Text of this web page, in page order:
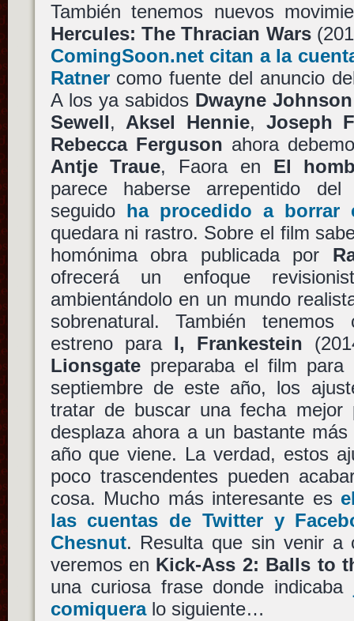
También tenemos nuevos
Hercules: The Thracian Wars
ComingSoon.net citan a la
Ratnercomo fuente del anuncio
A los ya sabidos Dwayne Johnson
Sewell, Aksel Hennie, Joseph
Rebecca Ferguson ahora
Antje Traue, Faora en El
parece haberse arrepentido
seguido ha procedido a borrar
quedara ni rastro. Sobre el film
homónima obra publicada por
ofrecerá un enfoque
ambientándolo en un mundo
sobrenatural. También
estreno para I, Frankestein
Lionsgatepreparaba el film
septiembre de este año, los
tratar de buscar una fecha mejor
desplaza ahora a un bastante
año que viene. La verdad, estos
poco trascendentes pueden
cosa. Mucho más interesante es
las cuentas de Twitter y
Chesnut. Resulta que sin venir a
veremos en Kick-Ass 2: Balls to
una curiosa frase donde indicaba
comiqueralo siguiente…